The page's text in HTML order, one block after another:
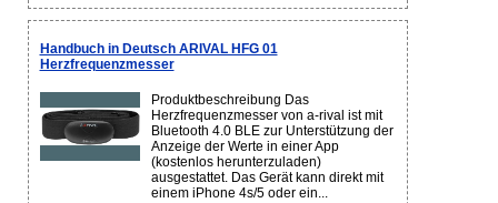
Handbuch in Deutsch ARIVAL HFG 01
Herzfrequenzmesser
Produktbeschreibung Das
Herzfrequenzmesser von a-rival ist mit
Bluetooth 4.0 BLE zur Unterstützung der
Anzeige der Werte in einer App
(kostenlos herunterzuladen)
ausgestattet. Das Gerät kann direkt mit
einem iPhone 4s/5 oder ein...